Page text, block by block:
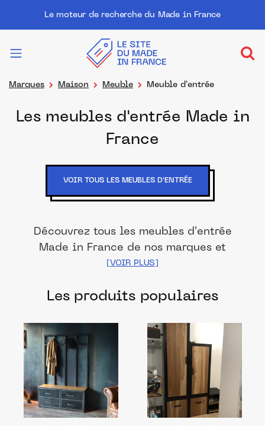
Le moteur de recherche du Made in France
Marques Maison Meuble Meuble d'entrée
Les meubles d'entrée Made in
France
VOIR TOUS LES MEUBLES D'ENTRÉE
Découvrez tous les meubles d'entrée
Made in France de nos marques et
distributeurs partenaires. Des produits
manufactures français pour chacune de
Les produits populaires